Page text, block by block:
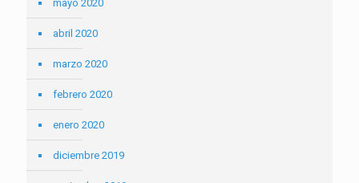
mayo 2020
abril 2020
marzo 2020
febrero 2020
enero 2020
diciembre 2019